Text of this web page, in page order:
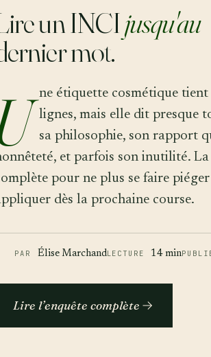
un INCIjusqu'au
mot.
ne étiquette cosmétique tient
lignes, mais elle dit presque
sa philosophie, son rapport
et parfois son inutilité.
pour ne plus se faire
dès la prochaine course.
PAR Élise MarchandLECTURE 14 min
Lire l’enquête complète